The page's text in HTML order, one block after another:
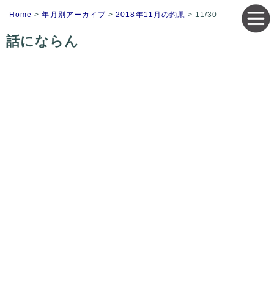
Home >年月別アーカイブ >2018年11月の釣果 > 11/30
話にならん